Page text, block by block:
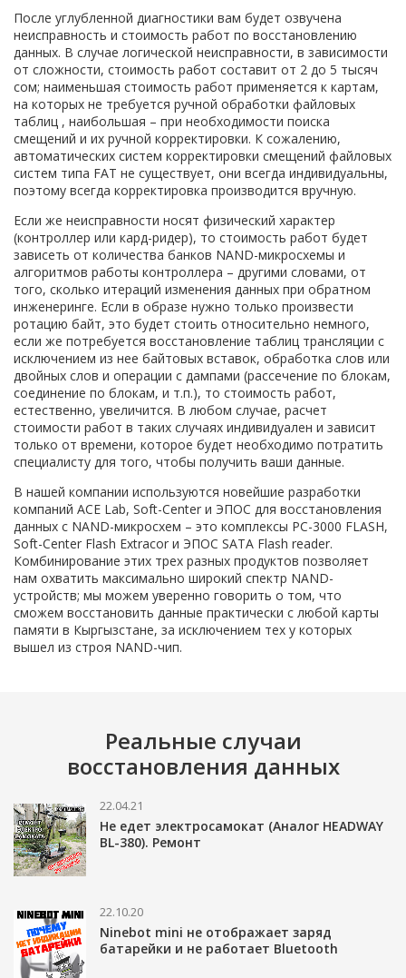
После углубленной диагностики вам будет озвучена
неисправность и стоимость работ по восстановлению
данных. В случае логической неисправности, в зависимости
от сложности, стоимость работ составит от 2 до 5 тысяч
сом; наименьшая стоимость работ применяется к картам,
на которых не требуется ручной обработки файловых
таблиц , наибольшая – при необходимости поиска
смещений и их ручной корректировки. К сожалению,
автоматических систем корректировки смещений файловых
систем типа FAT не существует, они всегда индивидуальны,
поэтому всегда корректировка производится вручную.
Если же неисправности носят физический характер
(контроллер или кард-ридер), то стоимость работ будет
зависеть от количества банков NAND-микросхемы и
алгоритмов работы контроллера – другими словами, от
того, сколько итераций изменения данных при обратном
инженеринге. Если в образе нужно только произвести
ротацию байт, это будет стоить относительно немного,
если же потребуется восстановление таблиц трансляции с
исключением из нее байтовых вставок, обработка слов или
двойных слов и операции с дампами (рассечение по блокам,
соединение по блокам, и т.п.), то стоимость работ,
естественно, увеличится. В любом случае, расчет
стоимости работ в таких случаях индивидуален и зависит
только от времени, которое будет необходимо потратить
специалисту для того, чтобы получить ваши данные.
В нашей компании используются новейшие разработки
компаний ACE Lab, Soft-Center и ЭПОС для восстановления
данных с NAND-микросхем – это комплексы PC-3000 FLASH,
Soft-Center Flash Extracor и ЭПОС SATA Flash reader.
Комбинирование этих трех разных продуктов позволяет
нам охватить максимально широкий спектр NAND-
устройств; мы можем уверенно говорить о том, что
сможем восстановить данные практически с любой карты
памяти в Кыргызстане, за исключением тех у которых
вышел из строя NAND-чип.
Реальные случаи
восстановления данных
22.04.21
Не едет электросамокат (Аналог HEADWAY
BL-380). Ремонт
22.10.20
Ninebot mini не отображает заряд
батарейки и не работает Bluetooth